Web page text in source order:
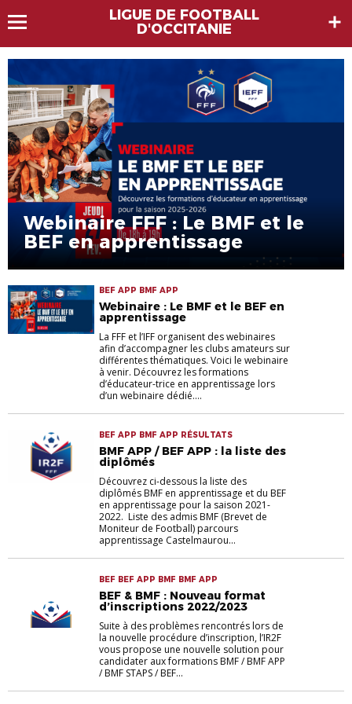
LIGUE DE FOOTBALL
D'OCCITANIE
Webinaire FFF : Le BMF et le
BEF en apprentissage
BEF APP BMF APP
Webinaire : Le BMF et le BEF en
apprentissage
La FFF et l’IFF organisent des webinaires
afin d’accompagner les clubs amateurs sur
différentes thématiques. Voici le webinaire
à venir. Découvrez les formations
d’éducateur-trice en apprentissage lors
d’un webinaire dédié....
BEF APP BMF APP RÉSULTATS
BMF APP / BEF APP : la liste des
diplômés
Découvrez ci-dessous la liste des
diplômés BMF en apprentissage et du BEF
en apprentissage pour la saison 2021-
2022. Liste des admis BMF (Brevet de
Moniteur de Football) parcours
apprentissage Castelmaurou...
BEF BEF APP BMF BMF APP
BEF & BMF : Nouveau format
d’inscriptions 2022/2023
Suite à des problèmes rencontrés lors de
la nouvelle procédure d’inscription, l’IR2F
vous propose une nouvelle solution pour
candidater aux formations BMF / BMF APP
/ BMF STAPS / BEF...